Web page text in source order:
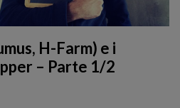
H-Farm) e i
– Parte 1/2